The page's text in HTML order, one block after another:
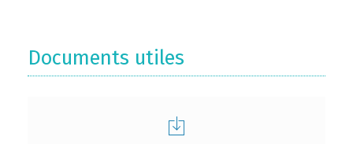
Documents utiles